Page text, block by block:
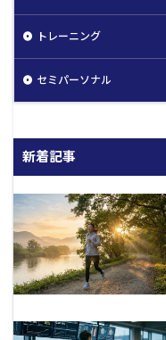
トレーニング
セミパーソナル
新着記事